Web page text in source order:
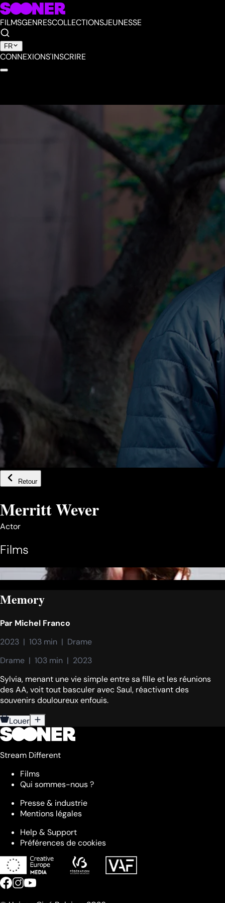
FILMSGENRESCOLLECTIONSJEUNESSE
FR
CONNEXIONS'INSCRIRE
Retour
Merritt Wever
Actor
Films
Memory
Par Michel Franco
2023  |  103 min  |  Drame
Drame  |  103 min  |  2023
Sylvia, menant une vie simple entre sa fille et les réunions
des AA, voit tout basculer avec Saul, réactivant des
souvenirs douloureux enfouis.
Louer
Stream Different
Films
Qui sommes-nous ?
Presse & industrie
Mentions légales
Help & Support
Préférences de cookies